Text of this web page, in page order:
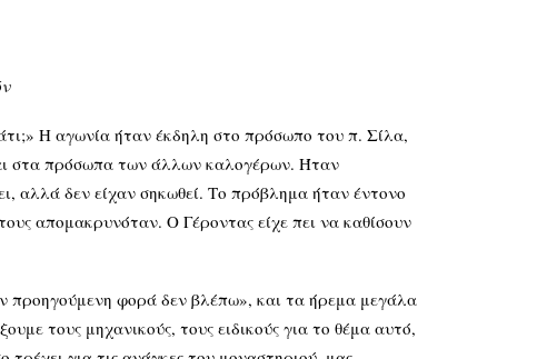
Η αγωνία ήταν έκδηλη στο πρόσωπο του π. Σίλα,
στα πρόσωπα των άλλων καλογέρων. Ήταν
αλλά δεν είχαν σηκωθεί. Το πρόβλημα ήταν έντονο
απομακρυνόταν. Ο Γέροντας είχε πει να καθίσουν
προηγούμενη φορά δεν βλέπω», και τα ήρεμα μεγάλα
τους μηχανικούς, τους ειδικούς για το θέμα αυτό,